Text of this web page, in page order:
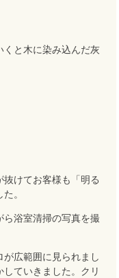
くと木に染み込んだ灰
けてお客様も「明る
。
浴室清掃の写真を撮
広範囲に見られまし
ていきました。クリ